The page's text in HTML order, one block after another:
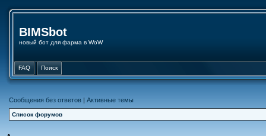
BIMSbot
новый бот для фарма в WoW
FAQ Поиск
Сообщения без ответов | Активные темы
Список форумов